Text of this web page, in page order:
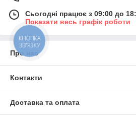
Сьогодні працює з 09:00 до
Показати весь графік роботи
Про нас
Контакти
Доставка та оплата
КНОПКА
ЗВ'ЯЗКУ